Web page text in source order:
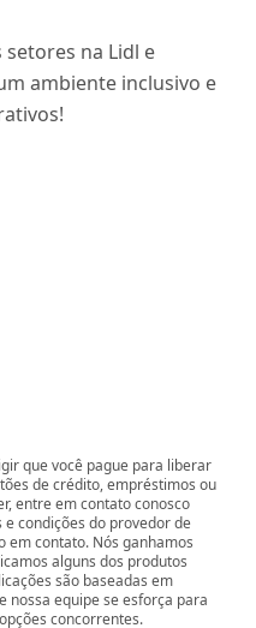
na Lidl e
ambiente inclusivo e
que você pague para liberar
de crédito, empréstimos ou
entre em contato conosco
condições do provedor de
em contato. Nós ganhamos
alguns dos produtos
são baseadas em
nossa equipe se esforça para
concorrentes.